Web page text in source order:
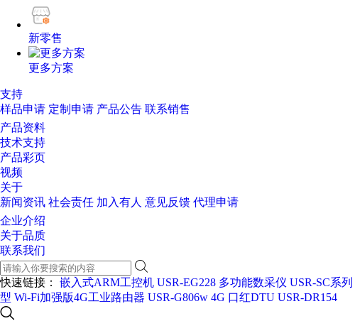
新零售
更多方案
支持
样品申请 定制申请 产品公告 联系销售
产品资料
技术支持
产品彩页
视频
关于
新闻资讯 社会责任 加入有人 意见反馈 代理申请
企业介绍
关于品质
联系我们
快速链接： 嵌入式ARM工控机 USR-EG228 多功能数采仪 USR-SC系列
型 Wi-Fi加强版4G工业路由器 USR-G806w 4G 口红DTU USR-DR154